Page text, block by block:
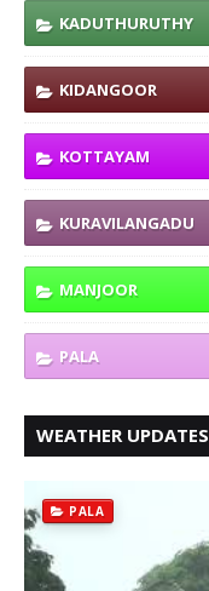
KADUTHURUTHY
KIDANGOOR
KOTTAYAM
KURAVILANGADU
MANJOOR
PALA
WEATHER UPDATES
PALA